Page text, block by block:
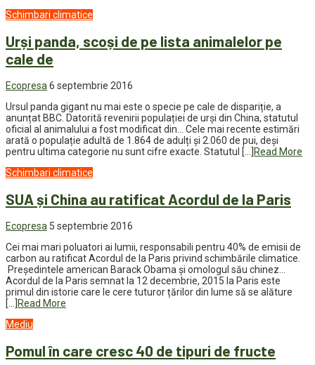
Schimbari climatice
Urși panda, scoși de pe lista animalelor pe
cale de
Ecopresa 6 septembrie 2016
Ursul panda gigant nu mai este o specie pe cale de dispariție, a
anunțat BBC. Datorită revenirii populației de urși din China, statutul
oficial al animalului a fost modificat din… Cele mai recente estimări
arată o populație adultă de 1.864 de adulți și 2.060 de pui, deși
pentru ultima categorie nu sunt cifre exacte. Statutul […]
Read More
Schimbari climatice
SUA și China au ratificat Acordul de la Paris
Ecopresa 5 septembrie 2016
Cei mai mari poluatori ai lumii, responsabili pentru 40% de emisii de
carbon au ratificat Acordul de la Paris privind schimbările climatice.
Președintele american Barack Obama și omologul său chinez…
Acordul de la Paris semnat la 12 decembrie, 2015 la Paris este
primul din istorie care le cere tuturor țărilor din lume să se alăture
[…]Read More
Mediu
Pomul în care cresc 40 de tipuri de fructe